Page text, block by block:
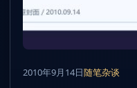
2010年9月14日随笔杂谈